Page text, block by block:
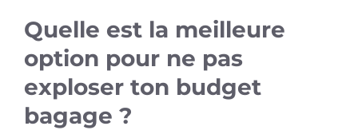
Quelle est la meilleure
option pour ne pas
exploser ton budget
bagage ?